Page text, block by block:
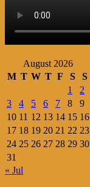
August 2026
M T W T F S
S
1
2
3
4 5 6 7 8
9
10 11 12 13 14 15 16
17 18 19 20 21 22 23
24 25 26 27 28 29 30
31
« Jul